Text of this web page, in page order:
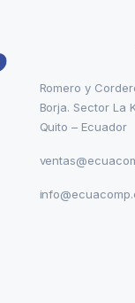
Romero y
Borja. Sector La
Quito – Ecuador